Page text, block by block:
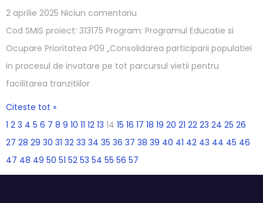
2 aprilie 2025 Niciun comentariu
Cod SMIS proiect: 313175 Program: Programul Educatie si
Ocupare Prioritatea P09 „Consolidarea participarii populatiei
in procesul de invatare pe tot parcursul vietii pentru
facilitarea tranzitiilor
Citeste tot »
1 2 3 4 5 6 7 8 9 10 11 12 13 14 15 16 17 18 19 20 21 22 23 24 25 26
27 28 29 30 31 32 33 34 35 36 37 38 39 40 41 42 43 44 45 46
47 48 49 50 51 52 53 54 55 56 57